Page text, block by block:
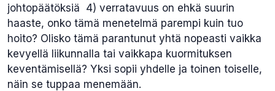
johtopäätöksiä 4) verratavuus on ehkä suurin
haaste, onko tämä menetelmä parempi kuin tuo
hoito? Olisko tämä parantunut yhtä nopeasti vaikka
kevyellä liikunnalla tai vaikkapa kuormituksen
keventämisellä? Yksi sopii yhdelle ja toinen toiselle,
näin se tuppaa menemään.